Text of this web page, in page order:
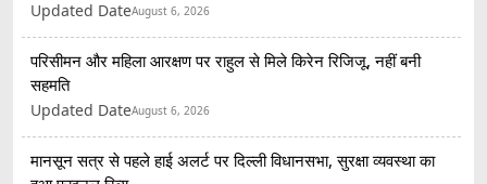
Updated DateAugust 6, 2026
परिसीमन और महिला आरक्षण पर राहुल से मिले किरेन रिजिजू, नहीं बनी
सहमति
Updated DateAugust 6, 2026
मानसून सत्र से पहले हाई अलर्ट पर दिल्ली विधानसभा, सुरक्षा व्यवस्था का